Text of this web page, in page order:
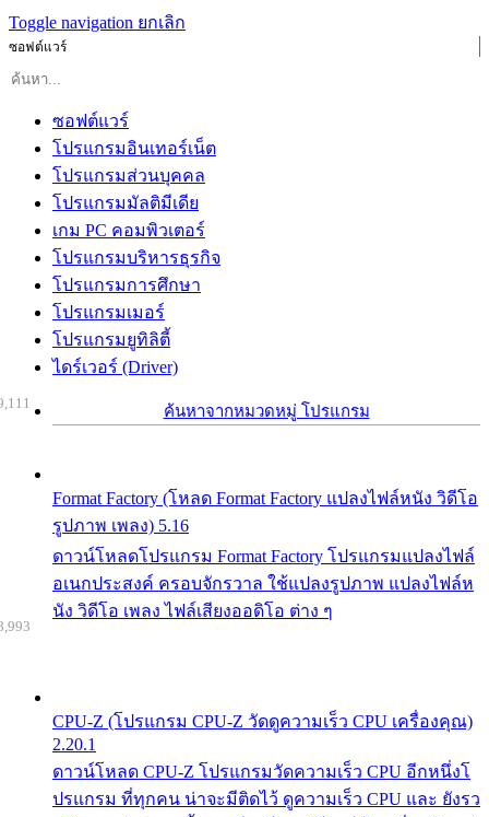
Toggle navigation ยกเลิก
ซอฟต์แวร์
ซอฟต์แวร์
โปรแกรมอินเทอร์เน็ต
โปรแกรมส่วนบุคคล
โปรแกรมมัลติมีเดีย
เกม PC คอมพิวเตอร์
โปรแกรมบริหารธุรกิจ
โปรแกรมการศึกษา
โปรแกรมเมอร์
โปรแกรมยูทิลิตี้
ไดร์เวอร์ (Driver)
ค้นหาจากหมวดหมู่ โปรแกรม
Format Factory (โหลด Format Factory แปลงไฟล์หนัง วิดีโอ
รูปภาพ เพลง) 5.16
ดาวน์โหลดโปรแกรม Format Factory โปรแกรมแปลงไฟล์
อเนกประสงค์ ครอบจักรวาล ใช้แปลงรูปภาพ แปลงไฟล์ห
นัง วิดีโอ เพลง ไฟล์เสียงออดิโอ ต่าง ๆ
CPU-Z (โปรแกรม CPU-Z วัดดูความเร็ว CPU เครื่องคุณ)
2.20.1
ดาวน์โหลด CPU-Z โปรแกรมวัดความเร็ว CPU อีกหนึ่งโ
ปรแกรม ที่ทุกคน น่าจะมีติดไว้ ดูความเร็ว CPU และ ยังรว